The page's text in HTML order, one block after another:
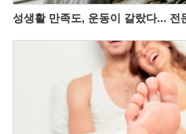
성생활 만족도, 운동이 갈랐다... 전